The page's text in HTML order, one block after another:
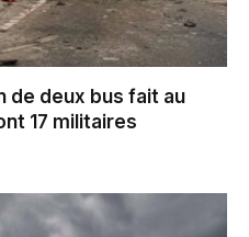
de deux bus fait au
17 militaires